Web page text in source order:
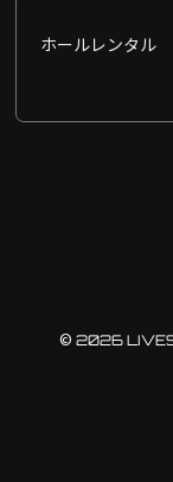
ホールレンタル
© 2026